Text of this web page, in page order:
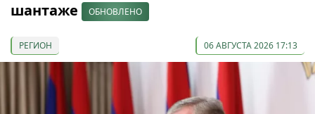
шантаже
ОБНОВЛЕНО
РЕГИОН 06 АВГУСТА 2026 17:13